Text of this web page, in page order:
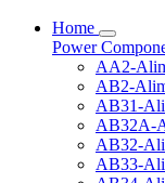
Home
Power
AA2-
AB2-
AB31-
AB32A-
AB32-
AB33-